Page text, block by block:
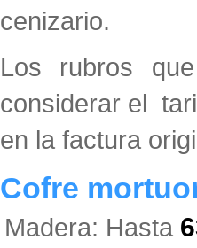
cenizario.
Los rubros
considerar el
en la factura
Cofre
Madera: Hasta